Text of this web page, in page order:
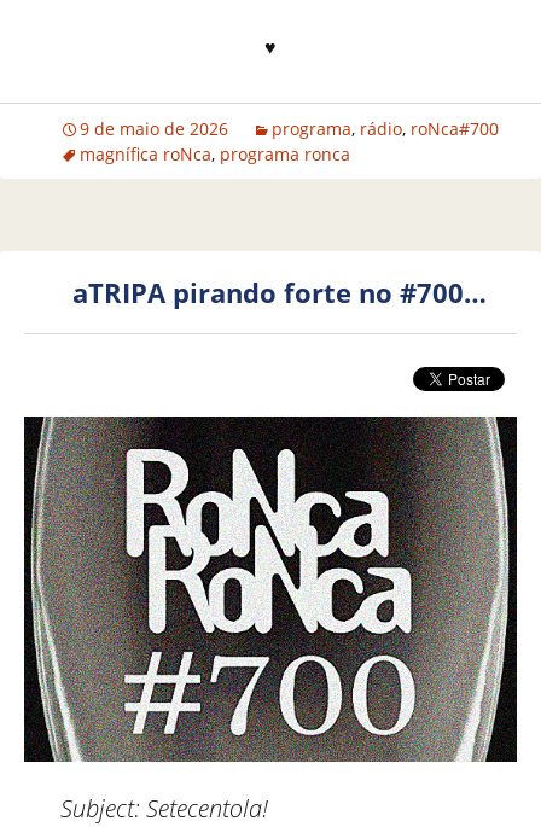
♥
9 de maio de 2026 programa, rádio, roNca#700
magnífica roNca, programa ronca
aTRIPA pirando forte no #700…
Subject: Setecentola!